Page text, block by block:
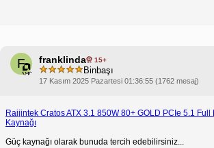
F franklinda 15+
Binbaşı
17 Kasım 2025 Pazartesi 01:36:55 (1762 mesaj)
Raijintek Cratos ATX 3.1 850W 80+ GOLD PCIe 5.1 Full
Kaynağı
Güç kaynağı olarak bunuda tercih edebilirsiniz...